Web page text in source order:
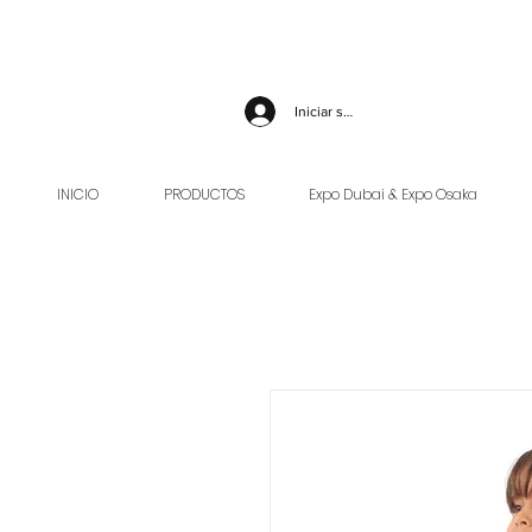
Iniciar sesión
INICIO PRODUCTOS Expo Dubai & Expo Osaka